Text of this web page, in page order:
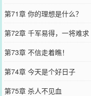
第71章 你的理想是什么？
第72章 千军易得，一将难求
第73章 不信走着瞧！
第74章 今天是个好日子
第75章 杀人不见血